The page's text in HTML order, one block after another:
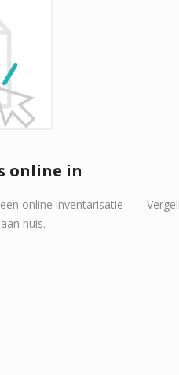
online in
online inventarisatie
huis.